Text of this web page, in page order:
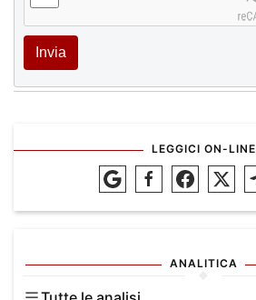
Invia
LEGGICI ON-LINE
ANALITICA